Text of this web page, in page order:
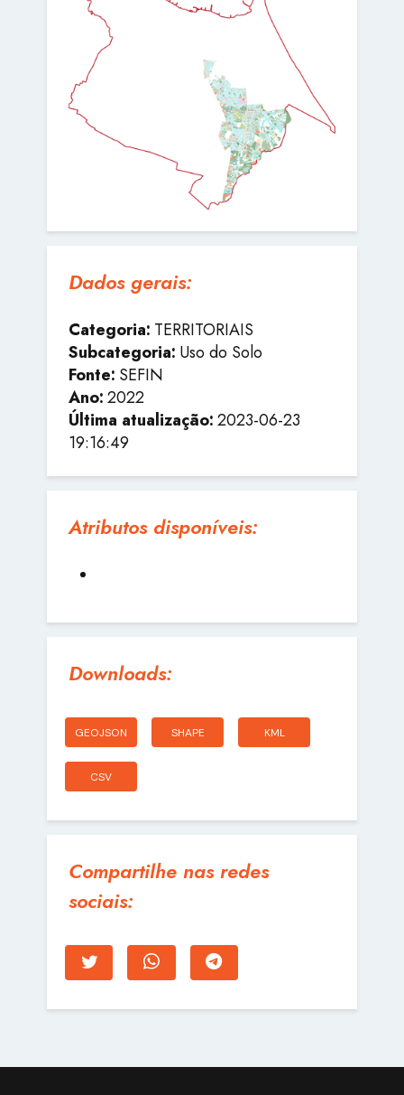
Dados gerais:
Categoria: TERRITORIAIS
Subcategoria: Uso do Solo
Fonte: SEFIN
Ano:2022
Última atualização:2023-06-23
19:16:49
Atributos disponíveis:
Downloads:
GEOJSON SHAPE KML
CSV
Compartilhe nas redes
sociais: